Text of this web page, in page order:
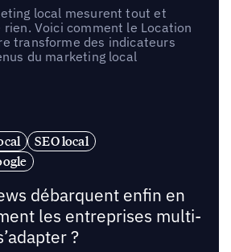
local mesurent tout et
Voici comment le Location
transforme des indicateurs
du marketing local
SEO local
débarquent enfin en
les entreprises multi-
?